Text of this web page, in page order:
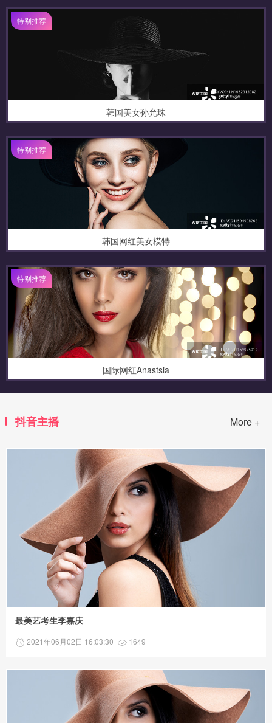
特别推荐
韩国美女孙允珠
特别推荐
韩国网红美女模特
特别推荐
国际网红Anastsia
抖音主播 More +
最美艺考生李嘉庆
2021年06月02日 16:03:30 1649